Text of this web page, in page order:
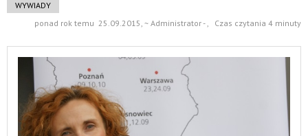
WYWIADY
ponad rok temu 25.09.2015, ~ Administrator - , Czas czytania 4 minuty